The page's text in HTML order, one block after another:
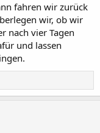
fahren wir zurück
wir, ob wir
nach vier Tagen
und lassen